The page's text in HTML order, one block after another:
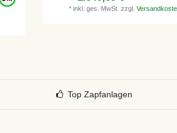
* inkl. ges. MwSt. zzgl.
Top Zapfanlagen